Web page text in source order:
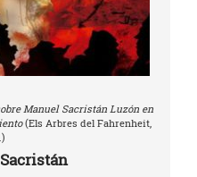
Manuel Sacristán Luzón en
(Els Arbres del Fahrenheit,